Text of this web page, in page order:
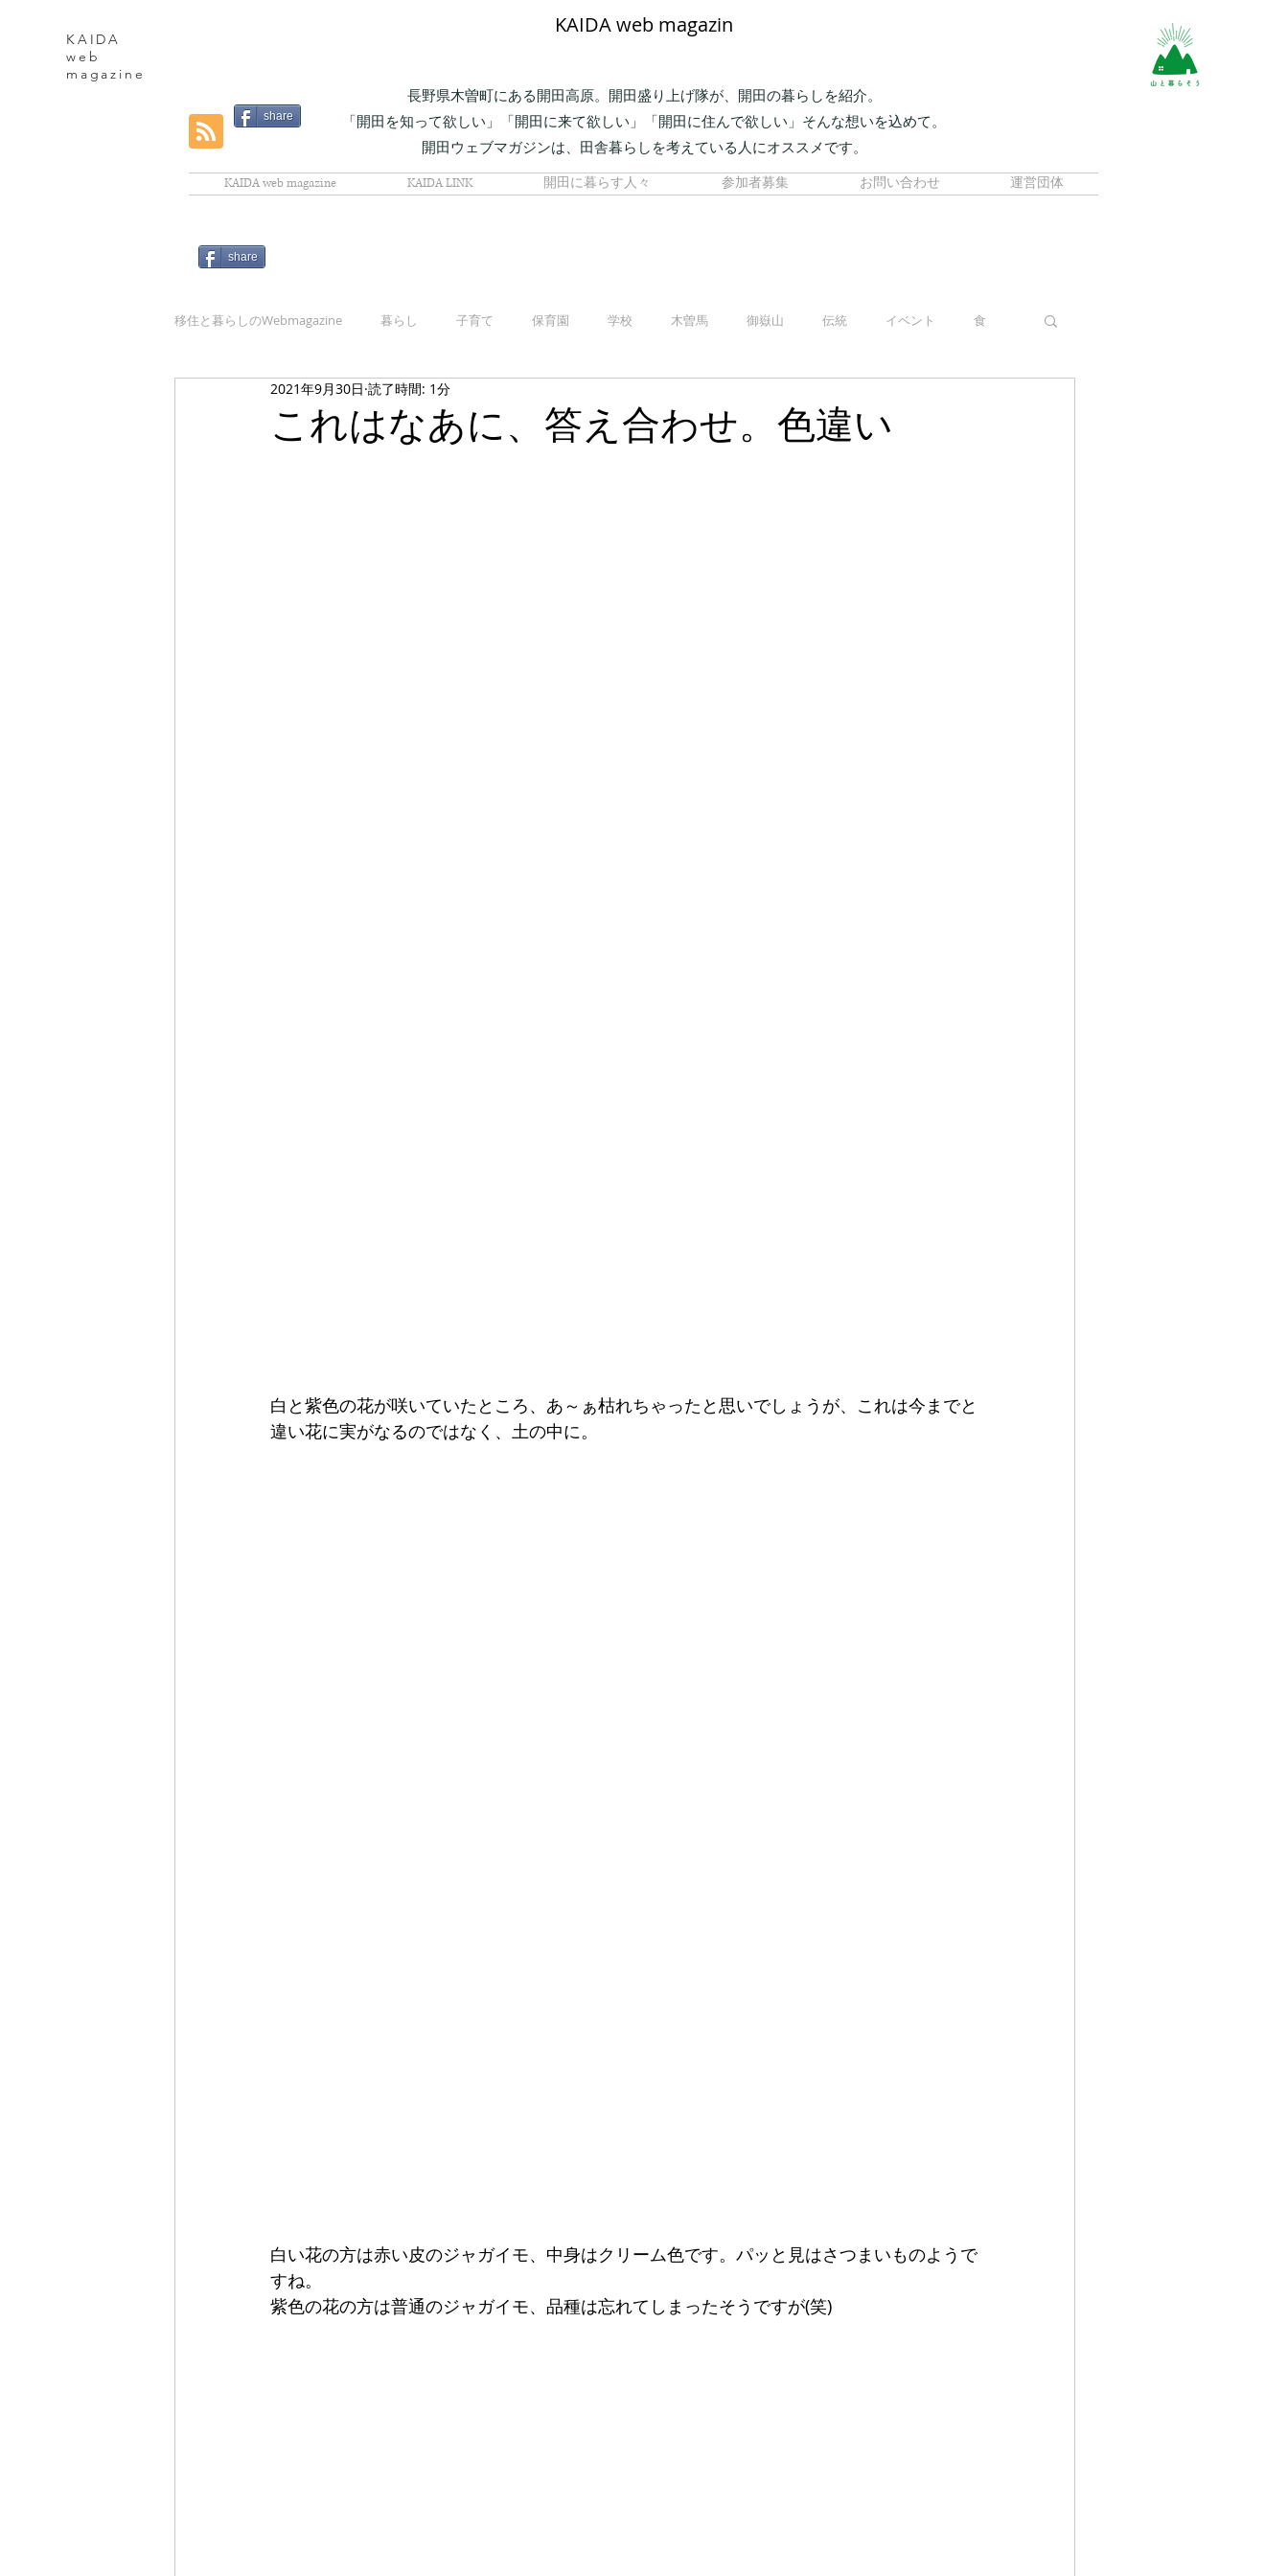
KAIDA
web
magazine
KAIDA web magazin
share
長野県木曽町にある開田高原。開田盛り上げ隊が、開田の暮らしを紹介。
「開田を知って欲しい」「開田に来て欲しい」「開田に住んで欲しい」そんな想いを込めて。
開田ウェブマガジンは、田舎暮らしを考えている人にオススメです。
KAIDA web magazine KAIDA LINK 開田に暮らす人々 参加者募集 お問い合わせ 運営団体
share
移住と暮らしのWebmagazine 暮らし 子育て 保育園 学校 木曽馬 御嶽山 伝統 イベント 食
これはなあに、答え合わせ。色違い
2021年9月30日 読了時間: 1分
白と紫色の花が咲いていたところ、あ～ぁ枯れちゃったと思いでしょうが、これは今までと
違い花に実がなるのではなく、土の中に。
白い花の方は赤い皮のジャガイモ、中身はクリーム色です。パッと見はさつまいものようで
すね。
紫色の花の方は普通のジャガイモ、品種は忘れてしまったそうですが(笑)